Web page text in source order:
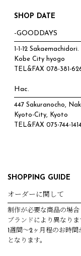
SHOP DATE
-GOODDAYS
1-1-12
Kobe City hyogo
TEL&FAX078-381-
Hac.
447 Sakuranocho,
Kyoto-City, Kyoto
TEL&FAX075-744-
SHOPPING GUIDE
オーダーに関して
制作が必要な商品の場合
ブランドにより異なりま
1週間～2ヶ月程のお時間
となります。